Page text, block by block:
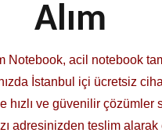
Alım
Notebook, acil notebook
İstanbul içi ücretsiz
hızlı ve güvenilir çözümler
adresinizden teslim alarak